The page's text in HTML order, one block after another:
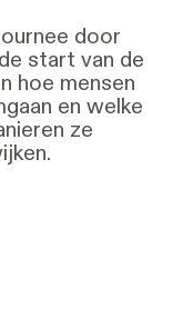
door
start van de
hoe mensen
en welke
ze